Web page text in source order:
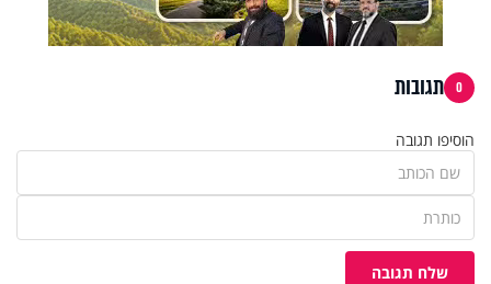
0 תגובות
הוסיפו תגובה
שלח תגובה